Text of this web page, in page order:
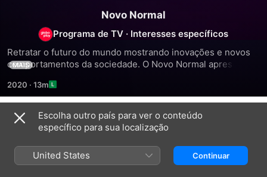
Novo Normal
Programa de TV · Interesses específicos
Retratar o futuro do mundo mostrando inovações e novos
comportamentos da sociedade. O Novo Normal apresenta,
desafios que já estão acontecendo no cotidiano das
pessoas.
MAIS
2020 · 13m
Episodes
Escolha outro país para ver o conteúdo
específico para sua localização
United States Continuar